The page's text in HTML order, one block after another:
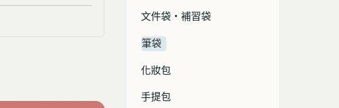
文件袋・補習袋
筆袋
化妝包
手提包